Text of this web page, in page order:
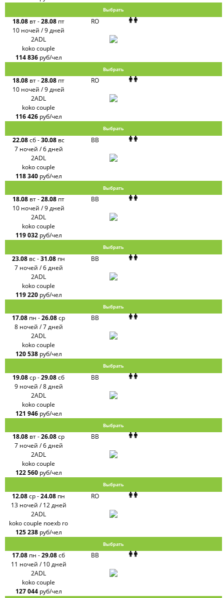
Выбрать
18.08 вт-28.08 пт
10 ночей / 9 дней
RO
2ADL
koko couple
114 836 руб/чел
Выбрать
18.08 вт-28.08 пт
10 ночей / 9 дней
RO
2ADL
koko couple
116 426 руб/чел
Выбрать
22.08сб-30.08 вс
7 ночей / 6 дней
BB
2ADL
koko couple
118 340 руб/чел
Выбрать
18.08 вт-28.08 пт
10 ночей / 9 дней
BB
2ADL
koko couple
119 032 руб/чел
Выбрать
23.08 вс-31.08 пн
7 ночей / 6 дней
BB
2ADL
koko couple
119 220 руб/чел
Выбрать
17.08 пн -26.08ср
8 ночей / 7 дней
BB
2ADL
koko couple
120 538 руб/чел
Выбрать
19.08ср-29.08сб
9 ночей / 8 дней
BB
2ADL
koko couple
121 946 руб/чел
Выбрать
18.08 вт-26.08ср
7 ночей / 6 дней
BB
2ADL
koko couple
122 560 руб/чел
Выбрать
12.08ср-24.08 пн
13 ночей / 12 дней
RO
2ADL
koko couple noexb ro
125 238 руб/чел
Выбрать
17.08 пн -29.08сб
11 ночей / 10 дней
BB
2ADL
koko couple
127 044 руб/чел